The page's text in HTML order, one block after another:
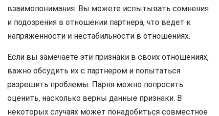
взаимопонимания. Вы можете испытывать сомнения
и подозрения в отношении партнера, что ведет к
напряженности и нестабильности в отношениях.
Если вы замечаете эти признаки в своих отношениях,
важно обсудить их с партнером и попытаться
разрешить проблемы. Парня можно попросить
оценить, насколько верны данные признаки. В
некоторых случаях может понадобиться совместное